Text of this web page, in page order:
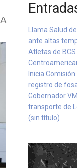
A
Llama Salud
ante altas
Atletas de
Inicia
registro de
Gobernador
transporte de
(sin título)